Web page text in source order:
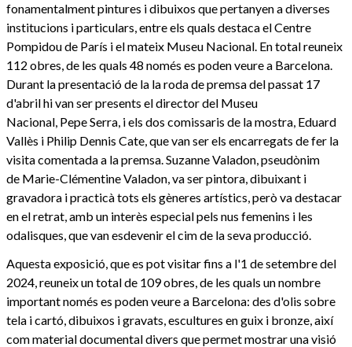
fonamentalment pintures i dibuixos que pertanyen a diverses
institucions i particulars, entre els quals destaca el Centre
Pompidou de París i el mateix Museu Nacional. En total reuneix
112 obres, de les quals 48 només es poden veure a Barcelona.
Durant la presentació de la la roda de premsa del passat 17
d'abril hi van ser presents el director del Museu
Nacional, Pepe Serra, i els dos comissaris de la mostra, Eduard
Vallès i Philip Dennis Cate, que van ser els encarregats de fer la
visita comentada a la premsa. Suzanne Valadon, pseudònim
de Marie-Clémentine Valadon, va ser pintora, dibuixant i
gravadora i practicà tots els gèneres artístics, però va destacar
en el retrat, amb un interès especial pels nus femenins i les
odalisques, que van esdevenir el cim de la seva producció.
Aquesta exposició, que es pot visitar fins a l'1 de setembre del
2024, reuneix un total de 109 obres, de les quals un nombre
important només es poden veure a Barcelona: des d'olis sobre
tela i cartó, dibuixos i gravats, escultures en guix i bronze, així
com material documental divers que permet mostrar una visió